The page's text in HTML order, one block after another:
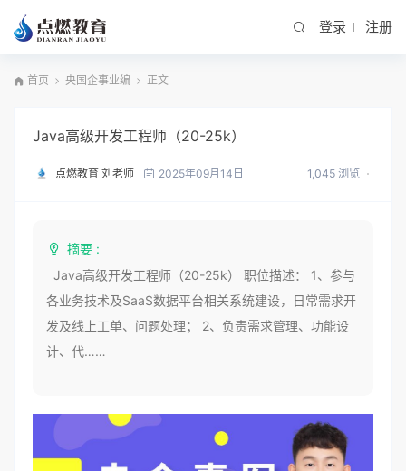
登录 注册
首页 央国企事业编 正文
Java高级开发工程师（20-25k）
点燃教育 刘老师 2025年09月14日 1,045 浏览
摘要 :
Java高级开发工程师（20-25k） 职位描述： 1、参与
各业务技术及SaaS数据平台相关系统建设，日常需求开
发及线上工单、问题处理； 2、负责需求管理、功能设
计、代……